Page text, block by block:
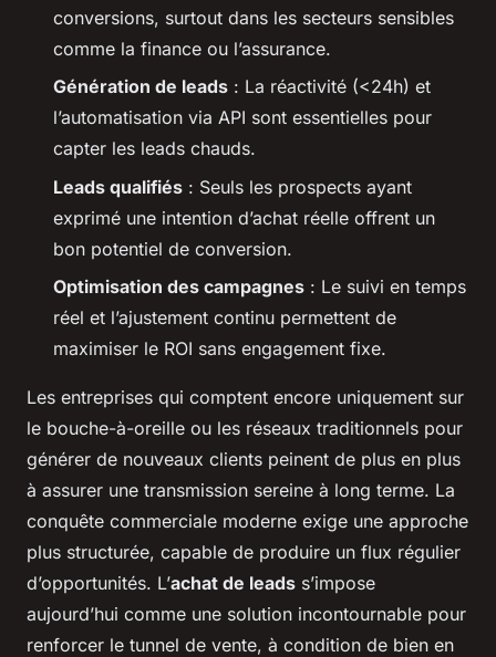
conversions, surtout dans les secteurs sensibles
comme la finance ou l’assurance.
Génération de leads : La réactivité (<24h) et
l’automatisation via API sont essentielles pour
capter les leads chauds.
Leads qualifiés : Seuls les prospects ayant
exprimé une intention d’achat réelle offrent un
bon potentiel de conversion.
Optimisation des campagnes : Le suivi en temps
réel et l’ajustement continu permettent de
maximiser le ROI sans engagement fixe.
Les entreprises qui comptent encore uniquement sur
le bouche-à-oreille ou les réseaux traditionnels pour
générer de nouveaux clients peinent de plus en plus
à assurer une transmission sereine à long terme. La
conquête commerciale moderne exige une approche
plus structurée, capable de produire un flux régulier
d’opportunités. L’achat de leads s’impose
aujourd’hui comme une solution incontournable pour
renforcer le tunnel de vente, à condition de bien en